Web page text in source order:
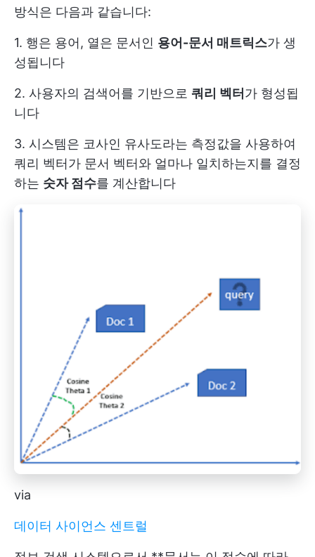
방식은 다음과 같습니다:
1. 행은 용어, 열은 문서인 용어-문서 매트릭스가 생
성됩니다
2. 사용자의 검색어를 기반으로 쿼리 벡터가 형성됩
니다
3. 시스템은 코사인 유사도라는 측정값을 사용하여
쿼리 벡터가 문서 벡터와 얼마나 일치하는지를 결정
하는 숫자 점수를 계산합니다
via
데이터 사이언스 센트럴